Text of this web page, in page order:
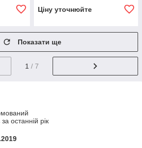
Ціну уточнюйте
Показати ще
1 / 7
останній рік